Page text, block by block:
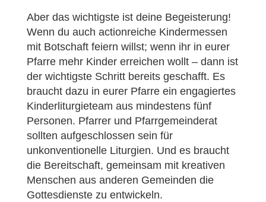
Aber das wichtigste ist deine Begeisterung!
Wenn du auch actionreiche Kindermessen
mit Botschaft feiern willst; wenn ihr in eurer
Pfarre mehr Kinder erreichen wollt – dann ist
der wichtigste Schritt bereits geschafft. Es
braucht dazu in eurer Pfarre ein engagiertes
Kinderliturgieteam aus mindestens fünf
Personen. Pfarrer und Pfarrgemeinderat
sollten aufgeschlossen sein für
unkonventionelle Liturgien. Und es braucht
die Bereitschaft, gemeinsam mit kreativen
Menschen aus anderen Gemeinden die
Gottesdienste zu entwickeln.